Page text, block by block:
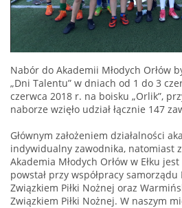
Nabór do Akademii Młodych Orłów
„Dni Talentu” w dniach od 1 do 3
czerwca 2018 r. na boisku „Orlik”,
naborze wzięło udział łącznie 147
Głównym założeniem działalności
indywidualny zawodnika, natomiast
Akademia Młodych Orłów w Ełku
powstał przy współpracy samorządu
Związkiem Piłki Nożnej oraz
Związkiem Piłki Nożnej. W naszym